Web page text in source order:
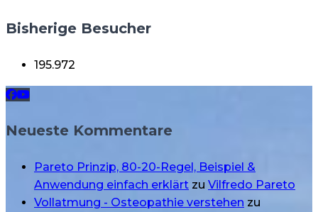
Bisherige Besucher
195.972
Neueste Kommentare
Pareto Prinzip, 80-20-Regel, Beispiel &
Anwendung einfach erklärt zu Vilfredo Pareto
Vollatmung - Osteopathie verstehen zu